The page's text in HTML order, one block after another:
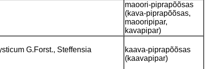
maoori-piprapõõsas
(kava-piprapõõsas,
maooripipar,
kavapipar)
G.Forst., Steffensia
kaava-piprapõõsas
(kaavapipar)